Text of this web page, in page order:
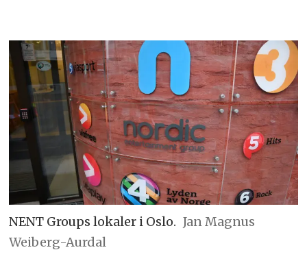
NENT Groups lokaler i Oslo. Jan Magnus
Weiberg-Aurdal